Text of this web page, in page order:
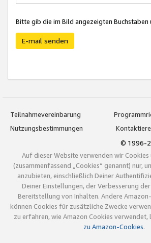
Bitte gib die im Bild angezeigten
E-mail senden
Teilnahmevereinbarung
Nutzungsbestimmungen
© 1996-
Auf dieser Website verwenden wir Cookies
(zusammenfassend „Cookies“ genannt) nur,
anzubieten, einschließlich Deiner
Deiner Einstellungen, der Verbesserung
Bereitstellung von Inhalten. Andere
können Cookies für zusätzliche Zwecke
zu erfahren, wie Amazon Cookies verwendet,
zu Amazon-Cookies.